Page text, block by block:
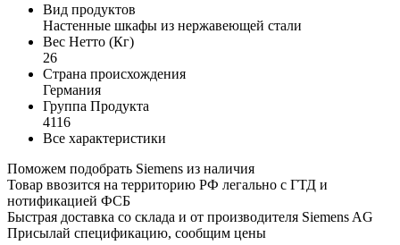
Вид продуктов
Настенные шкафы из нержавеющей стали
Вес Нетто (Кг)
26
Страна происхождения
Германия
Группа Продукта
4116
Все характеристики
Поможем подобрать Siemens из наличия
Товар ввозится на территорию РФ легально с ГТД и
нотификацией ФСБ
Быстрая доставка со склада и от производителя Siemens AG
Присылай спецификацию, сообщим цены